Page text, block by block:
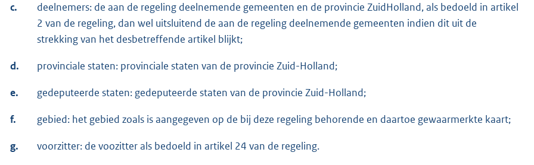
c.
deelnemers: de aan de regeling deelnemende gemeenten en de provincie ZuidHolland, als bedoeld in artikel
2 van de regeling, dan wel uitsluitend de aan de regeling deelnemende gemeenten indien dit uit de
strekking van het desbetreffende artikel blijkt;
d. provinciale staten: provinciale staten van de provincie Zuid-Holland;
e. gedeputeerde staten: gedeputeerde staten van de provincie Zuid-Holland;
f. gebied: het gebied zoals is aangegeven op de bij deze regeling behorende en daartoe gewaarmerkte kaart;
g. voorzitter: de voozitter als bedoeld in artikel 24 van de regeling.